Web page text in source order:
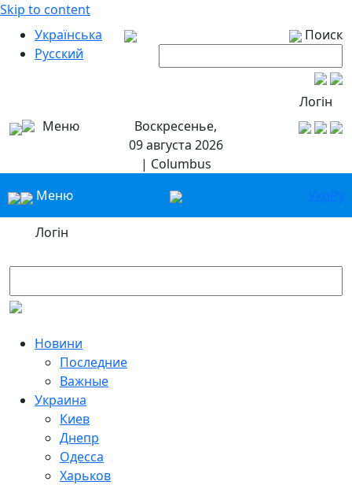
Skip to content
Українська
Русский
Поиск
Логін
Меню
Воскресенье,
09 августа 2026
| Columbus
Меню
УкрРу
Логін
Новини
Последние
Важные
Украина
Киев
Днепр
Одесса
Харьков